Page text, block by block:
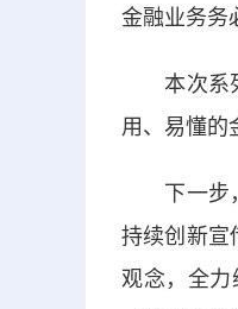
金融业务务
本次系列
用、易懂的
下一步，
持续创新宣
观念，全力